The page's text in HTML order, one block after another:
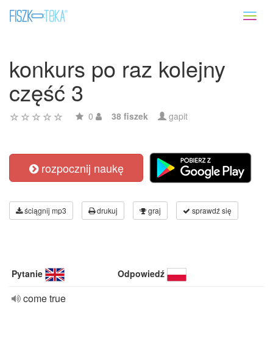
konkurs po raz kolejny
część 3
0 38 fiszek gapit
rozpocznij naukę
ściągnij mp3 drukuj graj sprawdź się
Pytanie Odpowiedź
come true